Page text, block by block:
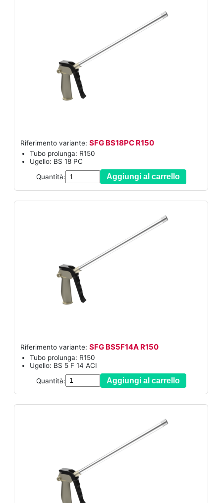
Riferimento variante: SFG BS18PC R150
Tubo prolunga: R150
Ugello: BS 18 PC
Quantità:
Aggiungi al carrello
Riferimento variante: SFG BS5F14A R150
Tubo prolunga: R150
Ugello: BS 5 F 14 ACI
Quantità:
Aggiungi al carrello